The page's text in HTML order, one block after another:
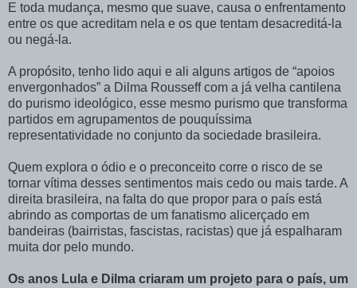
E toda mudança, mesmo que suave, causa o enfrentamento
entre os que acreditam nela e os que tentam desacreditá-la
ou negá-la.
A propósito, tenho lido aqui e ali alguns artigos de “apoios
envergonhados” a Dilma Rousseff com a já velha cantilena
do purismo ideológico, esse mesmo purismo que transforma
partidos em agrupamentos de pouquíssima
representatividade no conjunto da sociedade brasileira.
Quem explora o ódio e o preconceito corre o risco de se
tornar vítima desses sentimentos mais cedo ou mais tarde. A
direita brasileira, na falta do que propor para o país está
abrindo as comportas de um fanatismo alicerçado em
bandeiras (bairristas, fascistas, racistas) que já espalharam
muita dor pelo mundo.
Os anos Lula e Dilma criaram um projeto para o país, um